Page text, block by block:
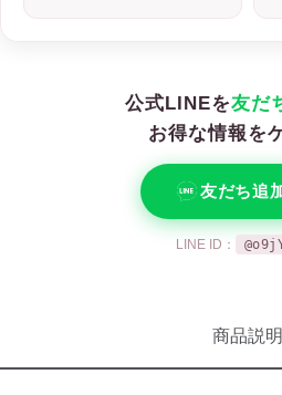
公式LINEを友だ
お得な情報を
友だち追
LINE ID：
商品説明